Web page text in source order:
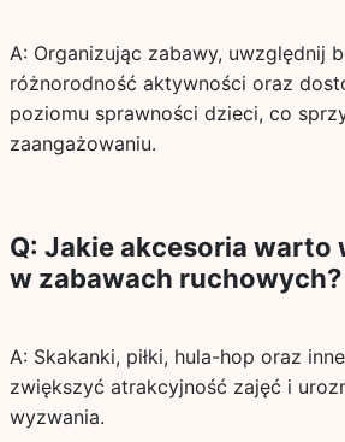
A: Organizując zabawy, uwzględnij
różnorodność aktywności oraz
poziomu sprawności dzieci, co
zaangażowaniu.
Q: Jakie akcesoria
w zabawach ruchowych?
A: Skakanki, piłki, hula-hop oraz
zwiększyć atrakcyjność zajęć i
wyzwania.